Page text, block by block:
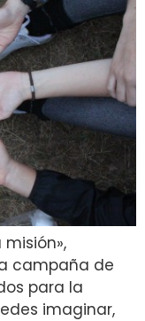
campaña de
para la
imaginar,